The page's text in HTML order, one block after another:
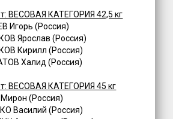
ВЕСОВАЯ КАТЕГОРИЯ 42,5 кг
Игорь (Россия)
Ярослав (Россия)
Кирилл (Россия)
Халид (Россия)
ВЕСОВАЯ КАТЕГОРИЯ 45 кг
(Россия)
Василий (Россия)